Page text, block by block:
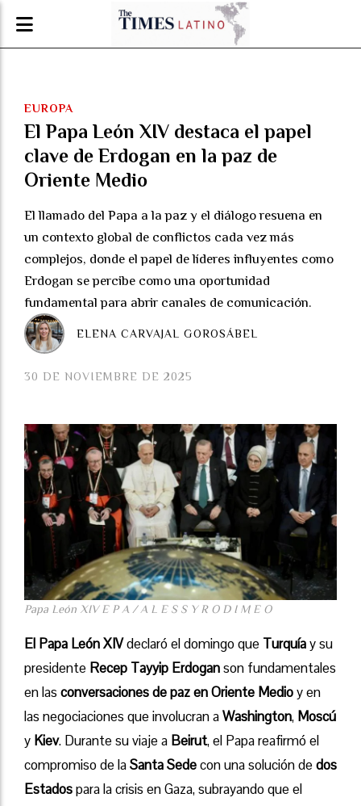
El Papa León XIV destaca el papel
clave de Erdogan en la paz de
Oriente Medio
El llamado del Papa a la paz y el diálogo resuena en
un contexto global de conflictos cada vez más
complejos, donde el papel de líderes influyentes como
Erdogan se percibe como una oportunidad
fundamental para abrir canales de comunicación.
EUROPA
30 DE NOVIEMBRE DE 2025
ELENA CARVAJAL GOROSÁBEL
Papa León XIV E P A / A L E S S Y R O D I M E O
El Papa León XIVdeclaró el domingo que Turquíay su
presidente Recep Tayyip Erdoganson fundamentales
en las conversaciones de paz en Oriente Medioy en
las negociaciones que involucran aWashington, Moscú
y Kiev. Durante su viaje a Beirut, el Papa reafirmó el
compromiso de laSanta Sedecon una solución dedos
Estadospara la crisis en Gaza, subrayando que el